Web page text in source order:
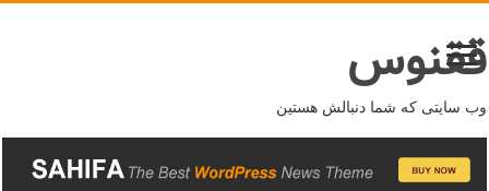
ققنوس
وب سایتی که شما دنبالش هستین